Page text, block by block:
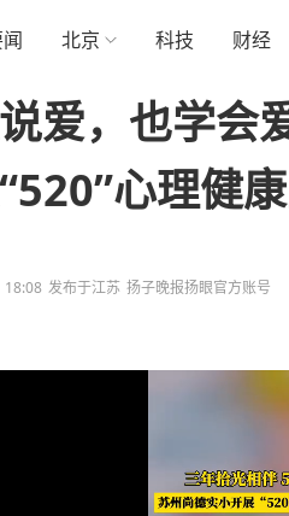
北京 科技 财经
爱，也学会
心理健
18:08 发布于江苏 扬子晚报扬眼官方账号